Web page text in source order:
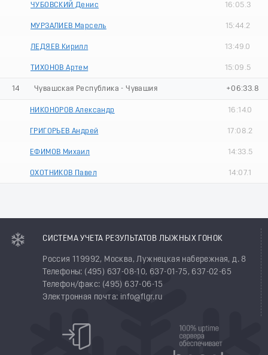
ЧУБОВСКИЙ Денис 16:05.3
МУРЗАЛИЕВ Марсель 15:44.2
ЛЕДЯЕВ Кирилл 13:49.0
ТИХОНОВ Артем 15:09.5
14 Чувашская Республика - Чувашия +06:33.8
НИКОНОРОВ Александр 16:14.0
ГРИГОРЬЕВ Андрей 17:08.2
ЕФИМОВ Михаил 14:33.5
ОХОТНИКОВ Павел 14:07.1
СИСТЕМА УЧЕТА РЕЗУЛЬТАТОВ ЛЫЖНЫХ ГОНОК
Россия 119992, Москва, Лужнецкая набережная, д. 8
Телефоны: (495) 637-08-10, 637-01-75, 637-02-65
Телефон/факс: (495) 637-06-15
Электронная почта: info@flgr.ru